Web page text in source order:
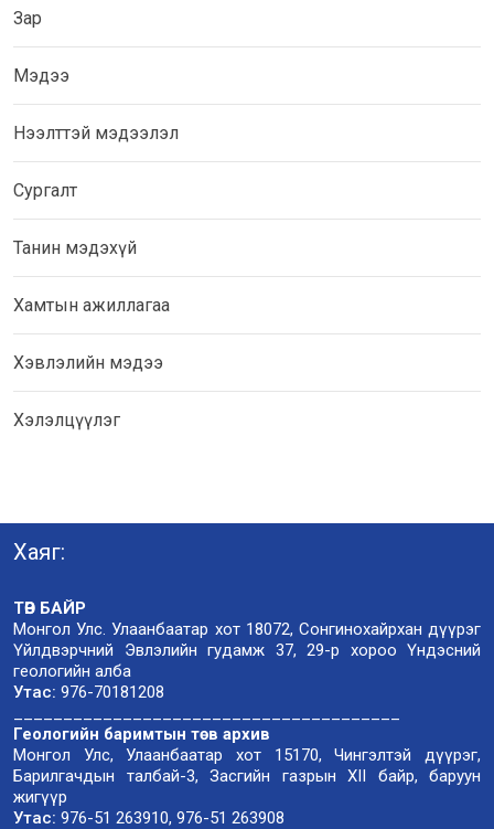
Зар
Мэдээ
Нээлттэй мэдээлэл
Сургалт
Танин мэдэхүй
Хамтын ажиллагаа
Хэвлэлийн мэдээ
Хэлэлцүүлэг
Хаяг:
ТӨВ БАЙР
Монгол Улс. Улаанбаатар хот 18072, Сонгинохайрхан дүүрэг
Үйлдвэрчний Эвлэлийн гудамж 37, 29-р хороо Үндэсний
геологийн алба
Утас: 976-70181208
Геологийн баримтын төв архив
Монгол Улс, Улаанбаатар хот 15170, Чингэлтэй дүүрэг,
Барилгачдын талбай-3, Засгийн газрын XII байр, баруун
жигүүр
Утас: 976-51 263910, 976-51 263908